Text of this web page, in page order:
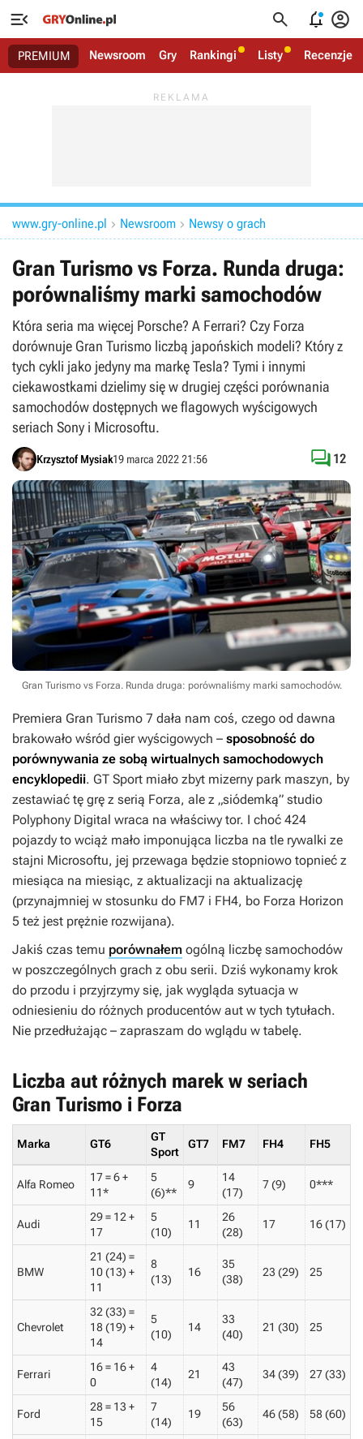
   
PREMIUM Newsroom Gry Rankingi Listy Recenzje
www.gry-online.pl  Newsroom  Newsy o grach
Gran Turismo vs Forza. Runda druga:
porównaliśmy marki samochodów
Która seria ma więcej Porsche? A Ferrari? Czy Forza
dorównuje Gran Turismo liczbą japońskich modeli? Który z
tych cykli jako jedyny ma markę Tesla? Tymi i innymi
ciekawostkami dzielimy się w drugiej części porównania
samochodów dostępnych we flagowych wyścigowych
seriach Sony i Microsoftu.
Krzysztof Mysiak19 marca 2022 21:56  12
Gran Turismo vs Forza. Runda druga: porównaliśmy marki samochodów.
Premiera Gran Turismo 7 dała nam coś, czego od dawna
brakowało wśród gier wyścigowych – sposobność do
porównywania ze sobą wirtualnych samochodowych
encyklopedii. GT Sport miało zbyt mizerny park maszyn, by
zestawiać tę grę z serią Forza, ale z „siódemką” studio
Polyphony Digital wraca na właściwy tor. I choć 424
pojazdy to wciąż mało imponująca liczba na tle rywalki ze
stajni Microsoftu, jej przewaga będzie stopniowo topnieć z
miesiąca na miesiąc, z aktualizacji na aktualizację
(przynajmniej w stosunku do FM7 i FH4, bo Forza Horizon
5 też jest prężnie rozwijana).
Jakiś czas temu porównałem ogólną liczbę samochodów
w poszczególnych grach z obu serii. Dziś wykonamy krok
do przodu i przyjrzymy się, jak wygląda sytuacja w
odniesieniu do różnych producentów aut w tych tytułach.
Nie przedłużając – zapraszam do wglądu w tabelę.
Liczba aut różnych marek w seriach
Gran Turismo i Forza
Marka GT6
GT
Sport
GT7 FM7 FH4 FH5
Alfa Romeo
17 = 6 +
11*
5
(6)**
9
14
(17)
7 (9) 0***
Audi
29 = 12 +
17
5
(10)
11
26
(28)
17 16 (17)
BMW
21 (24) =
10 (13) +
11
8
(13)
16
35
(38)
23 (29) 25
Chevrolet
32 (33) =
18 (19) +
14
5
(10)
14
33
(40)
21 (30) 25
Ferrari
16 = 16 +
0
4
(14)
21
43
(47)
34 (39) 27 (33)
Ford
28 = 13 +
15
7
(14)
19
56
(63)
46 (58) 58 (60)